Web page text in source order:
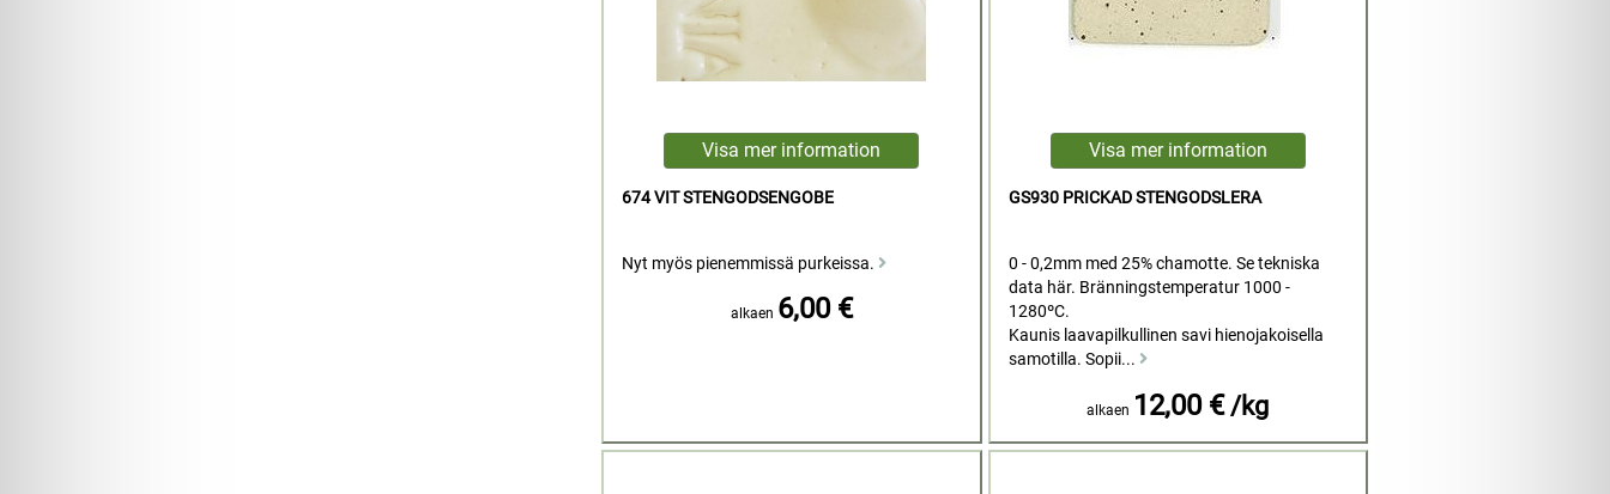
674 VIT STENGODSENGOBE
Nyt myös pienemmissä purkeissa.
alkaen 6,00 €
GS930 PRICKAD STENGODSLERA
0 - 0,2mm med 25% chamotte. Se tekniska
data här. Bränningstemperatur 1000 -
1280ºC.
Kaunis laavapilkullinen savi hienojakoisella
samotilla. Sopii...
alkaen 12,00 € /kg